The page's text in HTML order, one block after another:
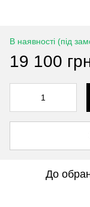
В наявності (під
19 100
До